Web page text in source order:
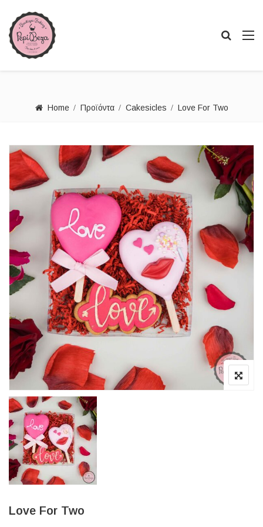
Home Προϊόντα Cakesicles Love For Two
Love For Two